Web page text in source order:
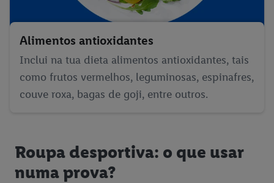
Alimentos antioxidantes
Inclui na tua dieta alimentos antioxidantes, tais
como frutos vermelhos, leguminosas, espinafres,
couve roxa, bagas de goji, entre outros.
Roupa desportiva: o que usar
numa prova?